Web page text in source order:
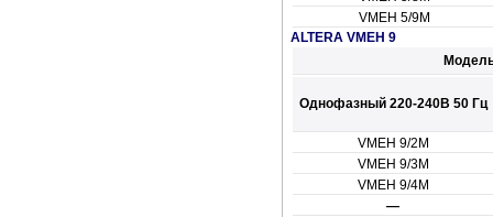
VMEH 5/9M
ALTERA VMEH 9
Однофазный 220-240В 50 Гц
VMEH 9/2M
VMEH 9/3M
VMEH 9/4M
—